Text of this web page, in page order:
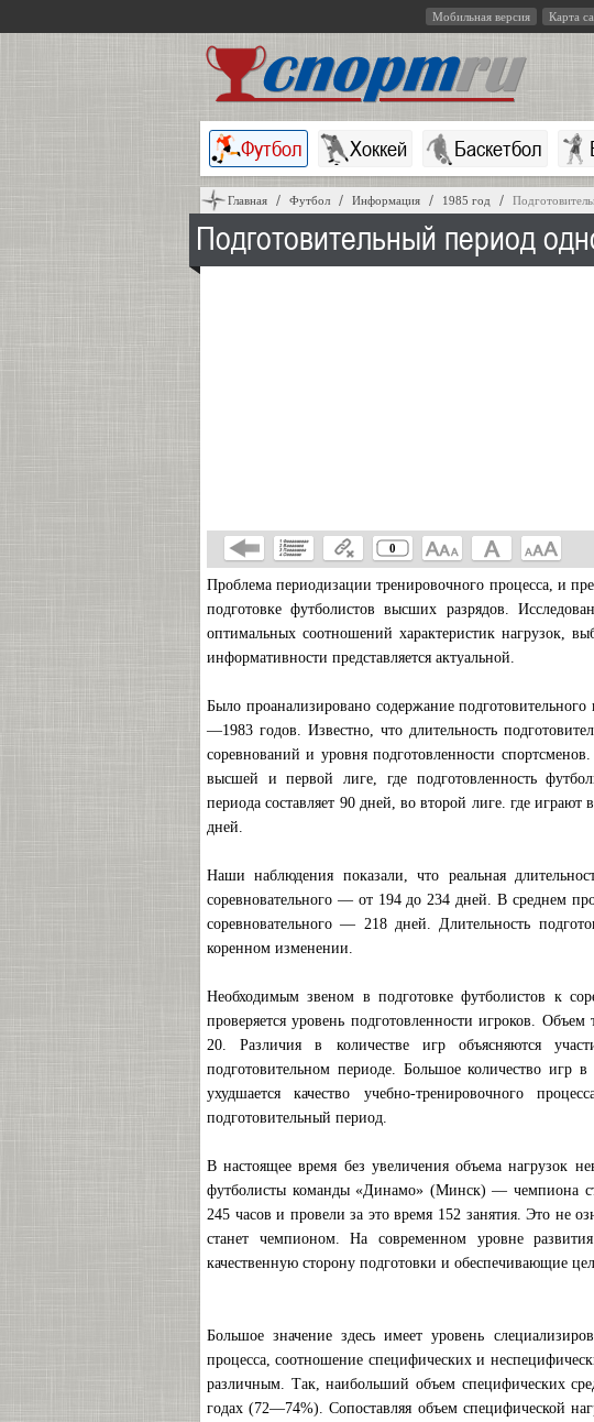
Мобильная версия Карта
Футбол Хоккей Баскетбол
Главная Футбол Информация 1985 год
Подготовительный период
0
Проблема периодизации тренировочного процесса, и
подготовке футболистов высших разрядов.
оптимальных соотношений характеристик нагрузок,
информативности представляется актуальной.
Было проанализировано содержание
—1983 годов. Известно, что длительность
соревнований и уровня подготовленности
высшей и первой лиге, где подготовленность
периода составляет 90 дней, во второй лиге. где
дней.
Наши наблюдения показали, что реальная
соревновательного — от 194 до 234 дней. В среднем
соревновательного — 218 дней. Длительность
коренном изменении.
Необходимым звеном в подготовке футболистов к
проверяется уровень подготовленности игроков.
20. Различия в количестве игр объясняются
подготовительном периоде. Большое количество игр
ухудшается качество учебно-тренировочного
подготовительный период.
В настоящее время без увеличения объема нагрузок
футболисты команды «Динамо» (Минск) — чемпиона
245 часов и провели за это время 152 занятия. Это не
станет чемпионом. На современном уровне
качественную сторону подготовки и обеспечивающие
Большое значение здесь имеет уровень
процесса, соотношение специфических и
различным. Так, наибольший объем специфических
годах (72—74%). Сопоставляя объем специфической